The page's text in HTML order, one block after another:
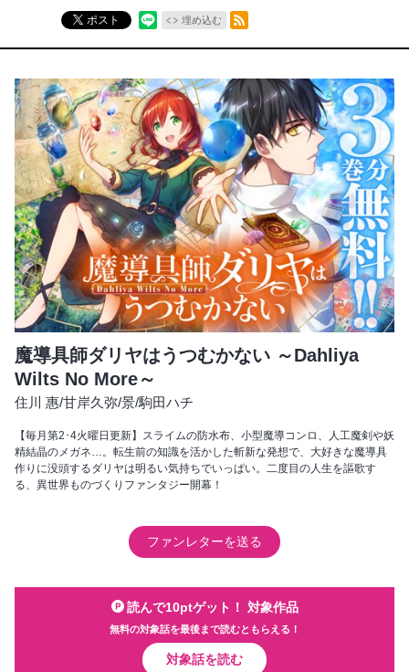
ポスト 埋め込む
RSSフィード
魔導具師ダリヤはうつむかない ～Dahliya
Wilts No More～
住川 惠/甘岸久弥/景/駒田ハチ
【毎月第2･4火曜日更新】スライムの防水布、小型魔導コンロ、人工魔剣や妖
精結晶のメガネ…。転生前の知識を活かした斬新な発想で、大好きな魔導具
作りに没頭するダリヤは明るい気持ちでいっぱい。二度目の人生を謳歌す
る、異世界ものづくりファンタジー開幕！
ファンレターを送る
読んで10ptゲット！ 対象作品
無料の対象話を最後まで読むともらえる！
対象話を読む